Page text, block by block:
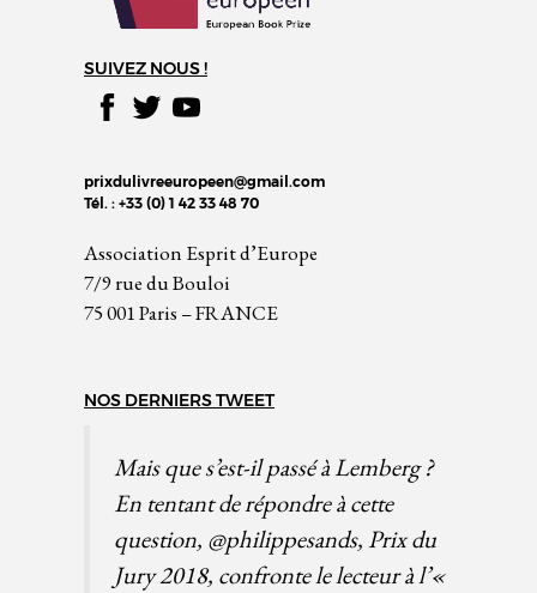
SUIVEZ NOUS !
prixdulivreeuropeen@gmail.com
Tél. : +33 (0) 1 42 33 48 70
Association Esprit d’Europe
7/9 rue du Bouloi
75 001 Paris – FRANCE
NOS DERNIERS TWEET
Mais que s’est-il passé à Lemberg ?
En tentant de répondre à cette
question, @philippesands, Prix du
Jury 2018, confronte le lecteur à l’«